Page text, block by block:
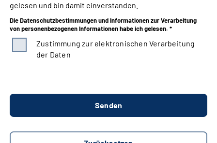
gelesen und bin damit einverstanden.
Die Datenschutzbestimmungen und Informationen zur Verarbeitung
von personenbezogenen Informationen habe ich gelesen. *
Zustimmung zur elektronischen Verarbeitung
der Daten